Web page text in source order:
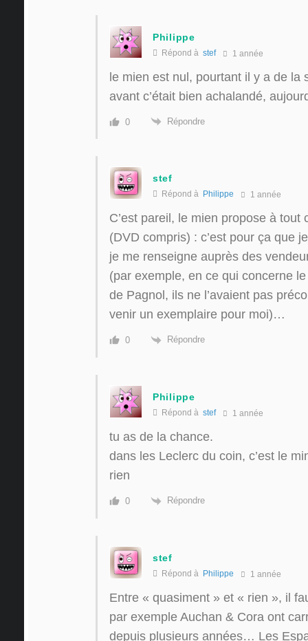
Philippe
Répond à stef 1 année
le mien est nul, pourtant il y a de la
avant c’était bien achalandé,
0 Répondre
stef
Répond à Philippe 1 année
C’est pareil, le mien propose à
(DVD compris) : c’est pour ça que
je me renseigne auprès des
(par exemple, en ce qui concerne
de Pagnol, ils ne l’avaient pas
venir un exemplaire pour moi)…
0 Répondre
Philippe
Répond à stef 1 année
tu as de la chance.
dans les Leclerc du coin, c’est le
rien
0 Répondre
stef
Répond à Philippe 1 année
Entre « quasiment » et « rien », il
par exemple Auchan & Cora ont
depuis plusieurs années… Les